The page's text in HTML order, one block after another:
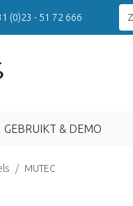
(0)23 - 51 72 666
GEBRUIKT & DEMO
MUTEC